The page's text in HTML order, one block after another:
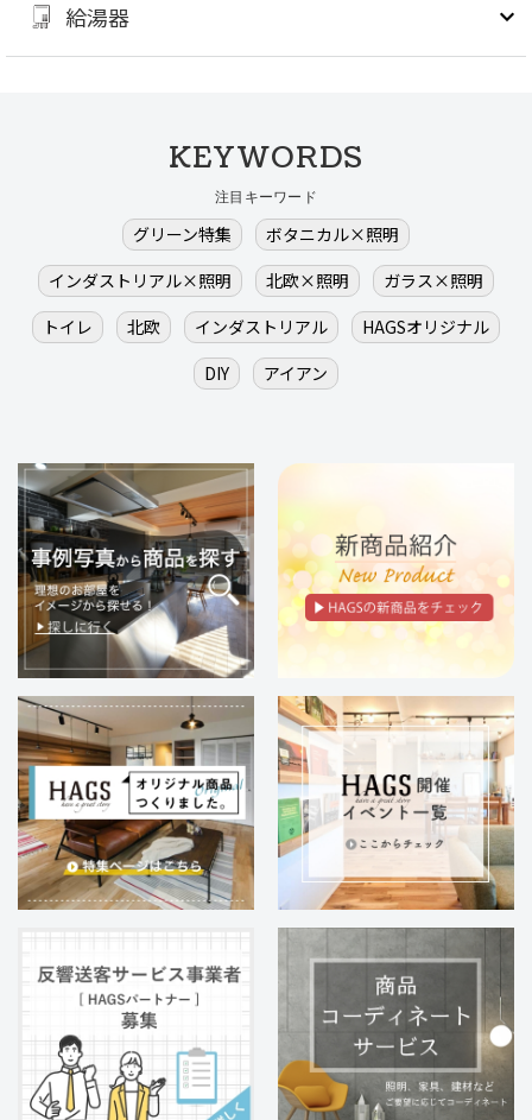
給湯器
KEYWORDS
注目キーワード
グリーン特集
ボタニカル×照明
インダストリアル×照明
北欧×照明
ガラス×照明
トイレ
北欧 インダストリアル
HAGSオリジナル
DIY
アイアン